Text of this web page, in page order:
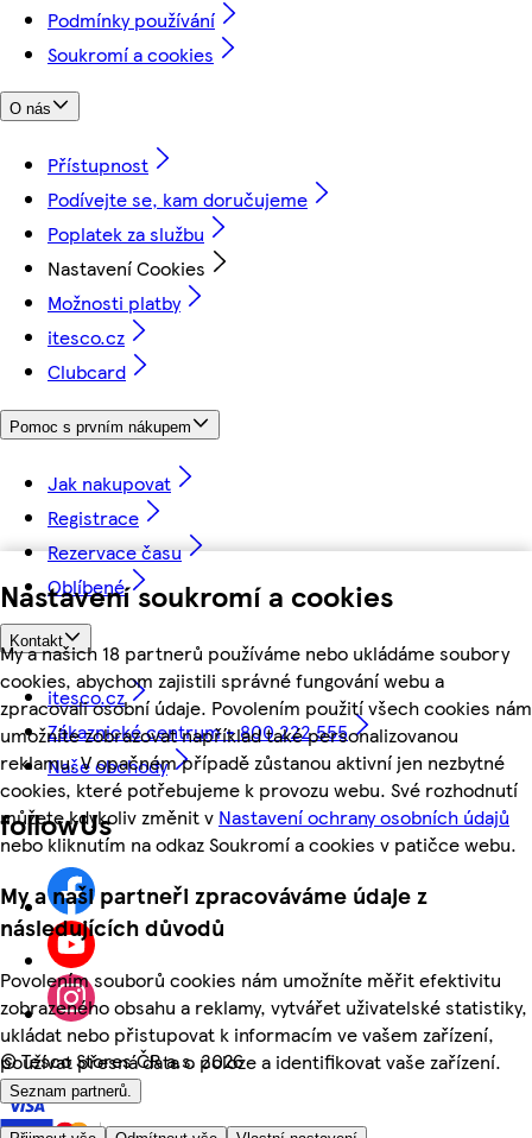
Nastavení soukromí a cookies
My a našich 18 partnerů používáme nebo ukládáme soubory
cookies, abychom zajistili správné fungování webu a
zpracovali osobní údaje. Povolením použití všech cookies nám
umožníte zobrazovat například také personalizovanou
reklamu. V opačném případě zůstanou aktivní jen nezbytné
cookies, které potřebujeme k provozu webu. Své rozhodnutí
můžete kdykoliv změnit v Nastavení ochrany osobních údajů
nebo kliknutím na odkaz Soukromí a cookies v patičce webu.
My a naši partneři zpracováváme údaje z
následujících důvodů
Povolením souborů cookies nám umožníte měřit efektivitu
zobrazeného obsahu a reklamy, vytvářet uživatelské statistiky,
ukládat nebo přistupovat k informacím ve vašem zařízení,
používat přesná data o poloze a identifikovat vaše zařízení.
Seznam partnerů.
Podmínky používání
Soukromí a cookies
O nás
Přístupnost
Podívejte se, kam doručujeme
Poplatek za službu
Nastavení Cookies
Možnosti platby
itesco.cz
Clubcard
Pomoc s prvním nákupem
Jak nakupovat
Registrace
Rezervace času
Oblíbené
Kontakt
itesco.cz
Zákaznické centrum - 800 222 555
Naše obchody
followUs
©Tesco Stores ČR a.s. 2026